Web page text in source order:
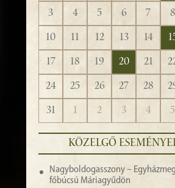
3
4 5 6 7 8
10
11 12 13 14
17
18 19 20 21
24
25 26 27 28
31
1 2 3 4 5
KÖZELGŐ
Nagyboldogasszony –
főbúcsú Máriagyűdön